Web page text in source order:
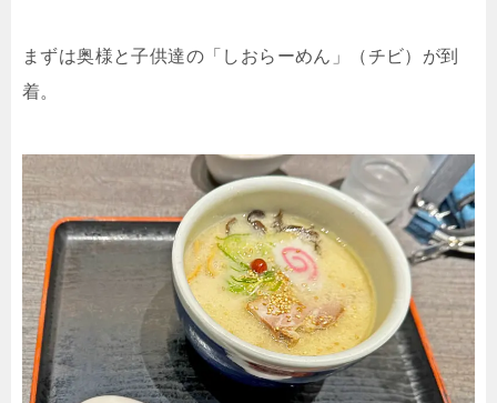
まずは奥様と子供達の「しおらーめん」（チビ）が到
着。